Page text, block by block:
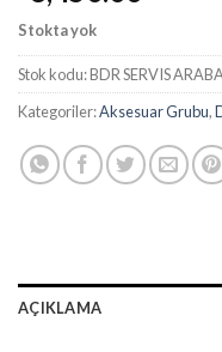
Stokta yok
Stok kodu:BDR SERVIS
Kategoriler:Aksesuar Grubu,
AÇIKLAMA